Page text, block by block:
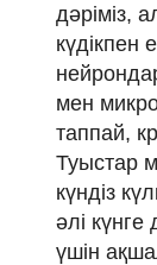
дәріміз,
мен
таппай,
Туыстар
күндіз
әлі
үшін